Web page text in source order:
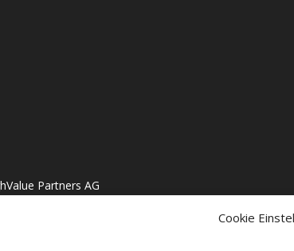
Cookie
Partners AG